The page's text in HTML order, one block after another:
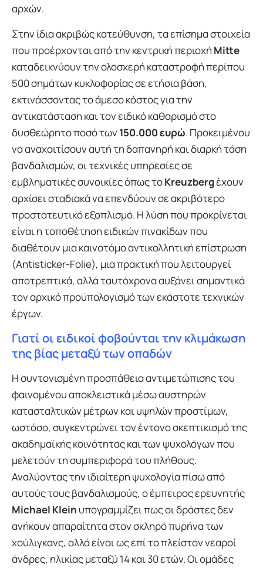
αρχών.
Στην ίδια ακριβώς κατεύθυνση, τα επίσημα στοιχεία
που προέρχονται από την κεντρική περιοχή Mitte
καταδεικνύουν την ολοσχερή καταστροφή περίπου
500 σημάτων κυκλοφορίας σε ετήσια βάση,
εκτινάσσοντας το άμεσο κόστος για την
αντικατάσταση και τον ειδικό καθαρισμό στο
δυσθεώρητο ποσό των 150.000 ευρώ. Προκειμένου
να αναχαιτίσουν αυτή τη δαπανηρή και διαρκή τάση
βανδαλισμών, οι τεχνικές υπηρεσίες σε
εμβληματικές συνοικίες όπως τοKreuzbergέχουν
αρχίσει σταδιακά να επενδύουν σε ακριβότερο
προστατευτικό εξοπλισμό. Η λύση που προκρίνεται
είναι η τοποθέτηση ειδικών πινακίδων που
διαθέτουν μια καινοτόμο αντικολλητική επίστρωση
(Antisticker-Folie), μια πρακτική που λειτουργεί
αποτρεπτικά, αλλά ταυτόχρονα αυξάνει σημαντικά
τον αρχικό προϋπολογισμό των εκάστοτε τεχνικών
έργων.
Γιατί οι ειδικοί φοβούνται την κλιμάκωση
της βίας μεταξύ των οπαδών
Η συντονισμένη προσπάθεια αντιμετώπισης του
φαινομένου αποκλειστικά μέσω αυστηρών
κατασταλτικών μέτρων και υψηλών προστίμων,
ωστόσο, συγκεντρώνει τον έντονο σκεπτικισμό της
ακαδημαϊκής κοινότητας και των ψυχολόγων που
μελετούν τη συμπεριφορά του πλήθους.
Αναλύοντας την ιδιαίτερη ψυχολογία πίσω από
αυτούς τους βανδαλισμούς, ο έμπειρος ερευνητής
Michael Klein υπογραμμίζει πως οι δράστες δεν
ανήκουν απαραίτητα στον σκληρό πυρήνα των
χούλιγκανς, αλλά είναι ως επί το πλείστον νεαροί
άνδρες, ηλικίας μεταξύ 14 και 30 ετών. Οι ομάδες